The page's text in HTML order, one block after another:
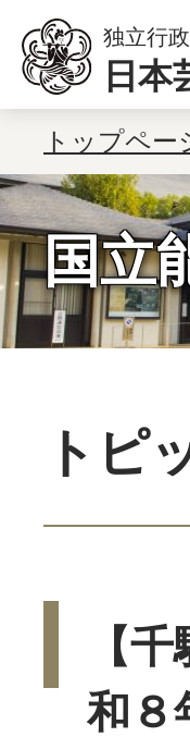
本文へ移動
独立行
日本
トップペー
国立
トピ
【
和８